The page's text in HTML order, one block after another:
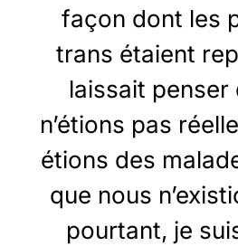
façon dont les
trans étaient
laissait penser
n’étions pas
étions des
que nous
pourtant, je